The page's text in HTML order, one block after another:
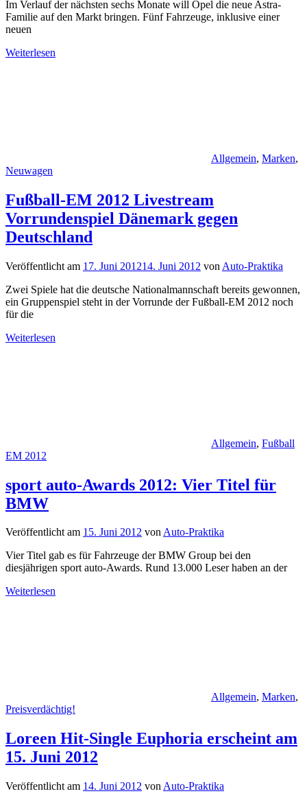
Im Verlauf der nächsten sechs Monate will Opel die neue Astra-
Familie auf den Markt bringen. Fünf Fahrzeuge, inklusive einer
neuen
Weiterlesen
Allgemein, Marken,
Neuwagen
Fußball-EM 2012 Livestream
Vorrundenspiel Dänemark gegen
Deutschland
Veröffentlicht am 17. Juni 201214. Juni 2012 von Auto-Praktika
Zwei Spiele hat die deutsche Nationalmannschaft bereits gewonnen,
ein Gruppenspiel steht in der Vorrunde der Fußball-EM 2012 noch
für die
Weiterlesen
Allgemein, Fußball
EM 2012
sport auto-Awards 2012: Vier Titel für
BMW
Veröffentlicht am 15. Juni 2012 vonAuto-Praktika
Vier Titel gab es für Fahrzeuge der BMW Group bei den
diesjährigen sport auto-Awards. Rund 13.000 Leser haben an der
Weiterlesen
Allgemein, Marken,
Preisverdächtig!
Loreen Hit-Single Euphoria erscheint am
15. Juni 2012
Veröffentlicht am 14. Juni 2012 von Auto-Praktika